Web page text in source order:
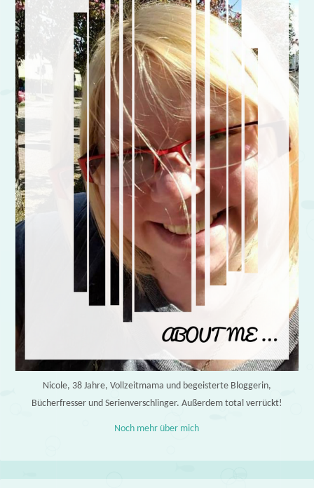
Nicole, 38 Jahre, Vollzeitmama und begeisterte Bloggerin,
Bücherfresser und Serienverschlinger. Außerdem total verrückt!
Noch mehr über mich